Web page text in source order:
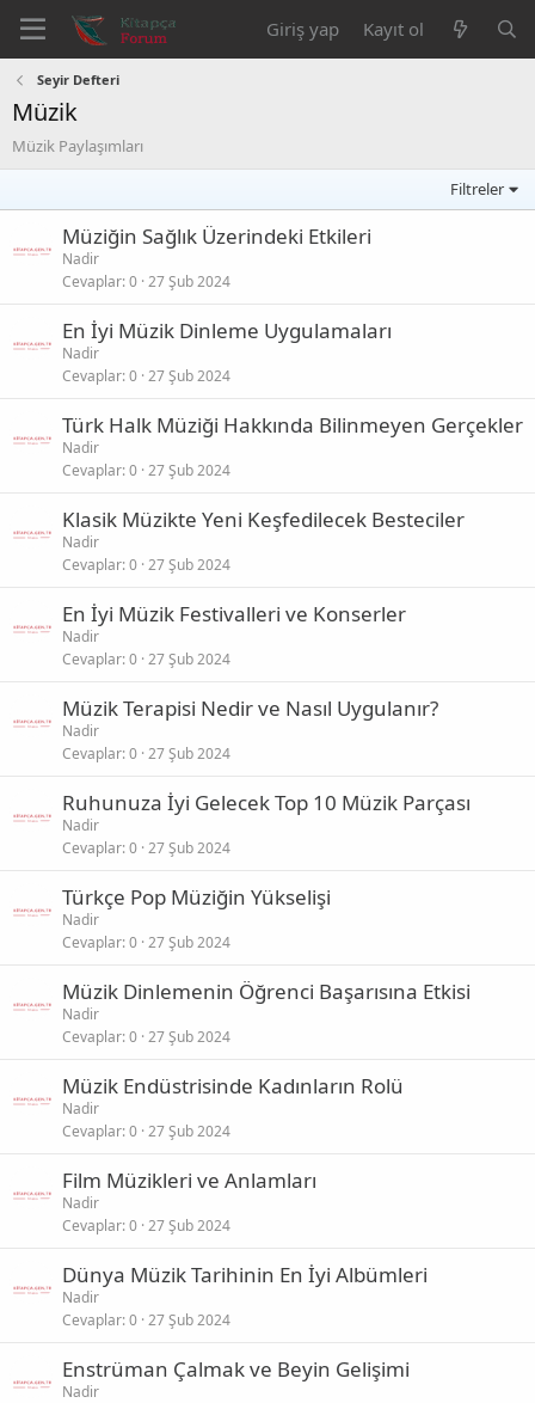
Giriş yap Kayıt ol
Seyir Defteri
Müzik
Müzik Paylaşımları
Filtreler
Müziğin Sağlık Üzerindeki Etkileri
Nadir
Cevaplar 0 27 Şub 2024
En İyi Müzik Dinleme Uygulamaları
Nadir
Cevaplar 0 27 Şub 2024
Türk Halk Müziği Hakkında Bilinmeyen Gerçekler
Nadir
Cevaplar 0 27 Şub 2024
Klasik Müzikte Yeni Keşfedilecek Besteciler
Nadir
Cevaplar 0 27 Şub 2024
En İyi Müzik Festivalleri ve Konserler
Nadir
Cevaplar 0 27 Şub 2024
Müzik Terapisi Nedir ve Nasıl Uygulanır?
Nadir
Cevaplar 0 27 Şub 2024
Ruhunuza İyi Gelecek Top 10 Müzik Parçası
Nadir
Cevaplar 0 27 Şub 2024
Türkçe Pop Müziğin Yükselişi
Nadir
Cevaplar 0 27 Şub 2024
Müzik Dinlemenin Öğrenci Başarısına Etkisi
Nadir
Cevaplar 0 27 Şub 2024
Müzik Endüstrisinde Kadınların Rolü
Nadir
Cevaplar 0 27 Şub 2024
Film Müzikleri ve Anlamları
Nadir
Cevaplar 0 27 Şub 2024
Dünya Müzik Tarihinin En İyi Albümleri
Nadir
Cevaplar 0 27 Şub 2024
Enstrüman Çalmak ve Beyin Gelişimi
Nadir